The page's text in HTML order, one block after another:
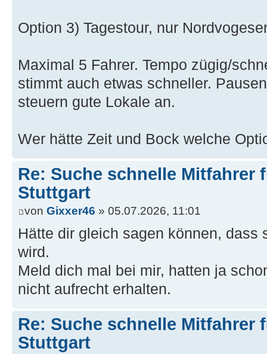
Option 3) Tagestour, nur
Maximal 5 Fahrer. Tempo zügig/
stimmt auch etwas schneller.
steuern gute Lokale an.
Wer hätte Zeit und Bock welche
Re: Suche schnelle Mitfahrer
Stuttgart
von Gixxer46 » 05.07.2026, 11:01
Hätte dir gleich sagen können, dass
wird.
Meld dich mal bei mir, hatten ja
nicht aufrecht erhalten.
Re: Suche schnelle Mitfahrer
Stuttgart